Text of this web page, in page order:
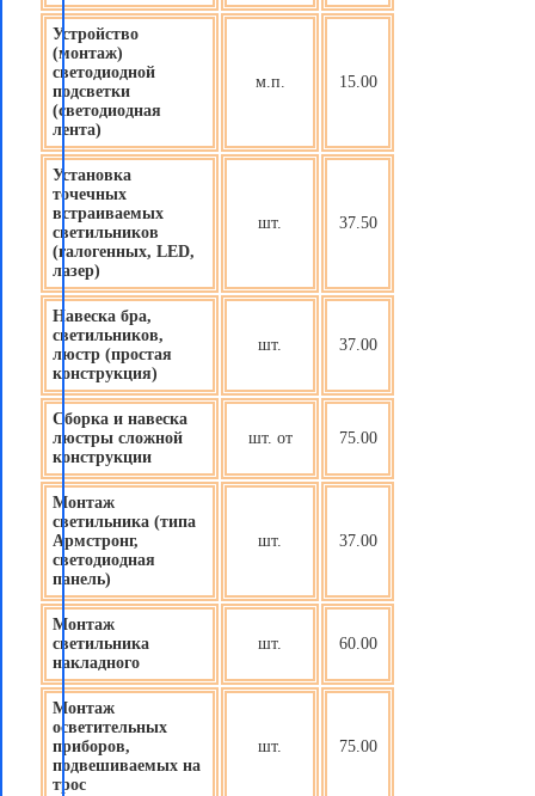
Устройство
(монтаж)
светодиодной
подсветки
(светодиодная
лента)
м.п. 15.00
Установка
точечных
встраиваемых
светильников
(галогенных, LED,
лазер)
шт. 37.50
Навеска бра,
светильников,
люстр (простая
конструкция)
шт. 37.00
Сборка и навеска
люстры сложной
конструкции
шт. от 75.00
Монтаж
светильника (типа
Армстронг,
светодиодная
панель)
шт. 37.00
Монтаж
светильника
накладного
шт. 60.00
Монтаж
осветительных
приборов,
подвешиваемых на
трос
шт. 75.00